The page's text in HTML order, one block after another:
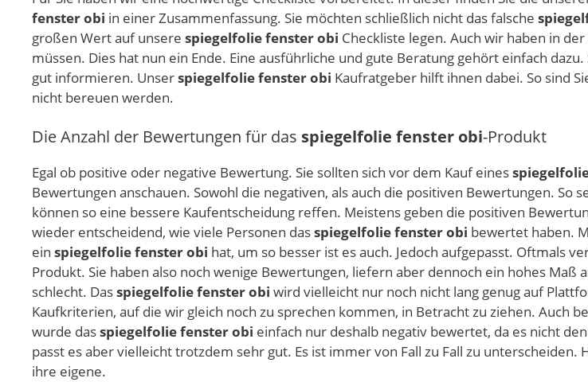
fenster obi in einer Zusammenfassung. Sie möchten schließlich nicht das falsche
großen Wert auf unsere spiegelfolie fenster obi Checkliste legen. Auch wir haben in
müssen. Dies hat nun ein Ende. Eine ausführliche und gute Beratung gehört einfach
gut informieren. Unserspiegelfolie fenster obi Kaufratgeber hilft ihnen dabei. So sind
nicht bereuen werden.
Die Anzahl der Bewertungen für das spiegelfolie fenster obi-Produkt
Egal ob positive oder negative Bewertung. Sie sollten sich vor dem Kauf eines
Bewertungen anschauen. Sowohl die negativen, als auch die positiven Bewertungen. So
können so eine bessere Kaufentscheidung reffen. Meistens geben die positiven
wieder entscheidend, wie viele Personen dasspiegelfolie fenster obi bewertet haben.
ein spiegelfolie fenster obi hat, um so besser ist es auch. Jedoch aufgepasst. Oftmals
Produkt. Sie haben also noch wenige Bewertungen, liefern aber dennoch ein hohes Maß
schlecht. Dasspiegelfolie fenster obi wird vielleicht nur noch nicht lang genug auf
Kaufkriterien, auf die wir gleich noch zu sprechen kommen, in Betracht zu ziehen. Auch
wurde dasspiegelfolie fenster obi einfach nur deshalb negativ bewertet, da es nicht
passt es aber vielleicht trotzdem sehr gut. Es ist immer von Fall zu Fall zu
ihre eigene.